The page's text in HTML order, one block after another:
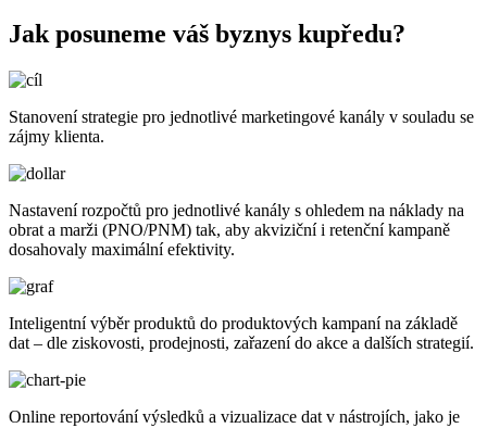
Jak posuneme váš byznys kupředu?
Stanovení strategie pro jednotlivé marketingové kanály v souladu se
zájmy klienta.
Nastavení rozpočtů pro jednotlivé kanály s ohledem na náklady na
obrat a marži (PNO/PNM) tak, aby akviziční i retenční kampaně
dosahovaly maximální efektivity.
Inteligentní výběr produktů do produktových kampaní na základě
dat – dle ziskovosti, prodejnosti, zařazení do akce a dalších strategií.
Online reportování výsledků a vizualizace dat v nástrojích, jako je